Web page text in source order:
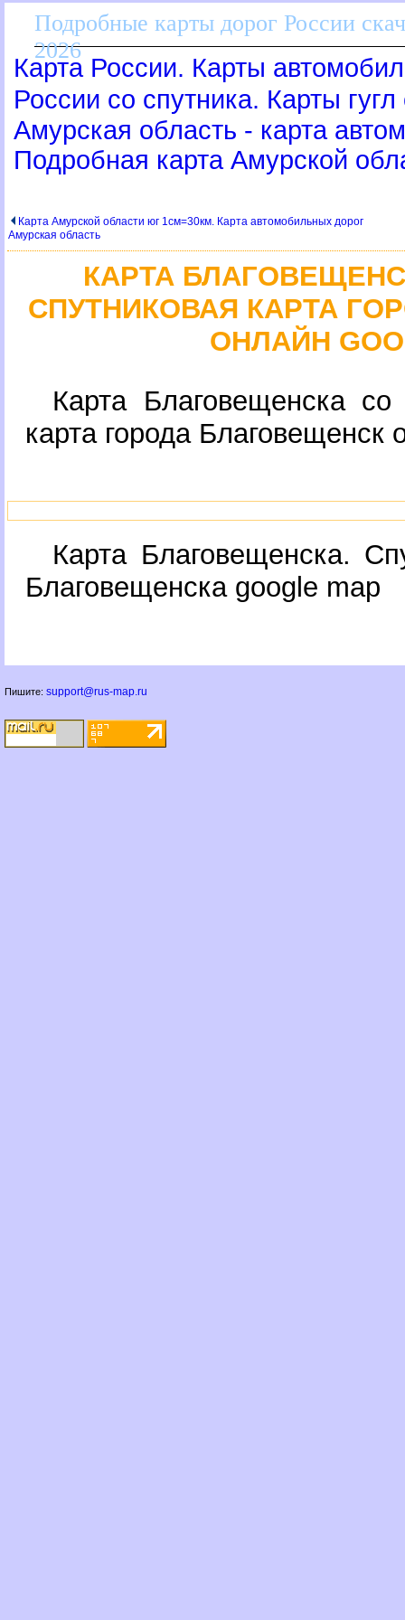
Подробные карты дорог России
2026
Карта России. Карты
России со спутника. Карты
Амурская область - карта
Подробная карта Амурской
Карта Амурской области юг 1см=30км. Карта автомобильных доро
Амурская область
КАРТА
СПУТНИКОВАЯ КАРТА
ОНЛАЙН
Карта Благовещенска со
карта города Благовещенск
Карта Благовещенска.
Благовещенска google map
Пишите: support@rus-map.ru